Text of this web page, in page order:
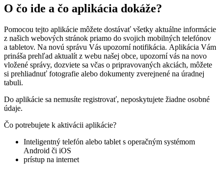
O čo ide a čo aplikácia dokáže?
Pomocou tejto aplikácie môžete dostávať všetky aktuálne informácie
z našich webových stránok priamo do svojich mobilných telefónov
a tabletov. Na novú správu Vás upozorní notifikácia. Aplikácia Vám
prináša prehľad aktualít z webu našej obce, upozorní vás na novo
vložené správy, dozviete sa včas o pripravovaných akciách, môžete
si prehliadnuť fotografie alebo dokumenty zverejnené na úradnej
tabuli.
Do aplikácie sa nemusíte registrovať, neposkytujete žiadne osobné
údaje.
Čo potrebujete k aktivácii aplikácie?
Inteligentný telefón alebo tablet s operačným systémom
Android či iOS
prístup na internet